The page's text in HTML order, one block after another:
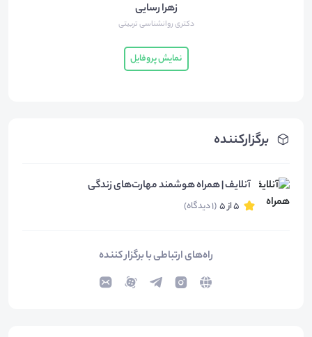
برگزارکننده
آنلایف | همراه هوشمند مهارت‌های زندگی
5 از 5 (1 دیدگاه)
راه‌های ارتباطی با برگزار کننده
زهرا رسایی
دکتری روانشناسی تربیتی
نمایش پروفایل